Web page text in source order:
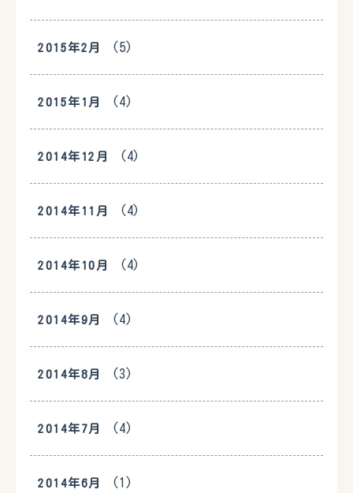
2015年2月 (5)
2015年1月 (4)
2014年12月 (4)
2014年11月 (4)
2014年10月 (4)
2014年9月 (4)
2014年8月 (3)
2014年7月 (4)
2014年6月 (1)